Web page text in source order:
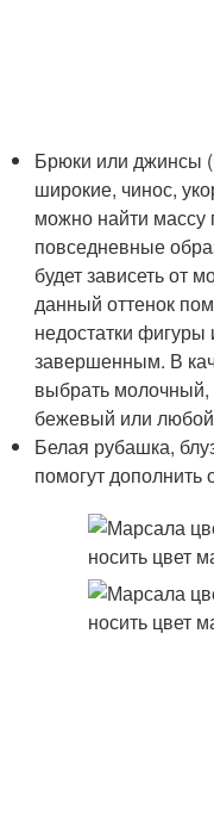
Брюки или джинсы
широкие, чинос,
можно найти массу
повседневные
будет зависеть от
данный оттенок
недостатки фигуры
завершенным. В
выбрать
бежевый или любой
Белая рубашка,
помогут дополнить